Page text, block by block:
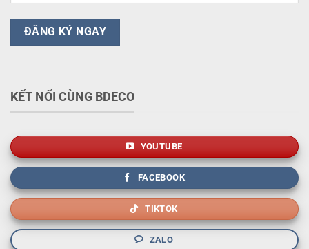
KẾT NỐI CÙNG BDECO
YOUTUBE
FACEBOOK
TIKTOK
ZALO